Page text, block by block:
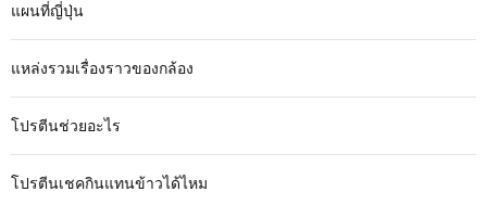
แผนที่ญี่ปุ่น
แหล่งรวมเรื่องราวของกล้อง
โปรตีนช่วยอะไร
โปรตีนเชคกินแทนข้าวได้ไหม